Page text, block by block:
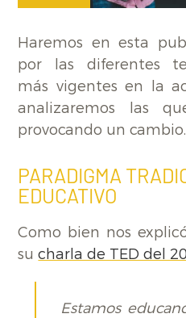
Haremos en esta
por las diferentes
más vigentes en la
analizaremos las
provocando un cambio.
PARADIGMA
EDUCATIVO
Como bien nos
sucharla de TED del
Estamos